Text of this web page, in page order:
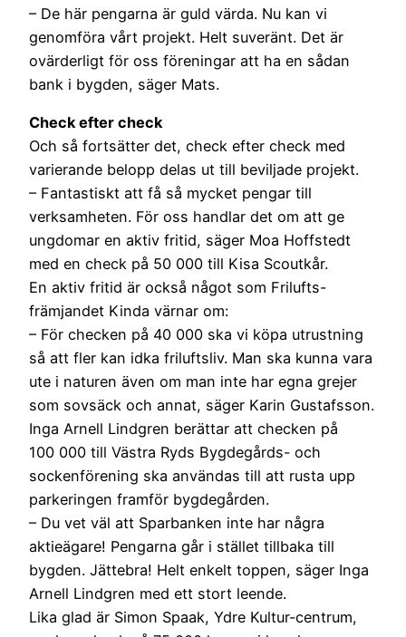
– De här pengarna är guld värda. Nu kan vi
genomföra vårt projekt. Helt suveränt. Det är
ovärderligt för oss föreningar att ha en sådan
bank i bygden, säger Mats.
Check efter check
Och så fortsätter det, check efter check med
varierande belopp delas ut till beviljade projekt.
– Fantastiskt att få så mycket pengar till
verksamheten. För oss handlar det om att ge
ungdomar en aktiv fritid, säger Moa Hoffstedt
med en check på 50 000 till Kisa Scoutkår.
En aktiv fritid är också något som Frilufts-
främjandet Kinda värnar om:
– För checken på 40 000 ska vi köpa utrustning
så att fler kan idka friluftsliv. Man ska kunna vara
ute i naturen även om man inte har egna grejer
som sovsäck och annat, säger Karin Gustafsson.
Inga Arnell Lindgren berättar att checken på
100 000 till Västra Ryds Bygdegårds- och
sockenförening ska användas till att rusta upp
parkeringen framför bygdegården.
– Du vet väl att Sparbanken inte har några
aktieägare! Pengarna går i stället tillbaka till
bygden. Jättebra! Helt enkelt toppen, säger Inga
Arnell Lindgren med ett stort leende.
Lika glad är Simon Spaak, Ydre Kultur-centrum,